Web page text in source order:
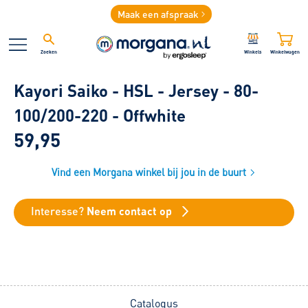
Maak een afspraak
Zoeken Winkels Winkelwagen
Kayori Saiko - HSL - Jersey - 80-
100/200-220 - Offwhite
59,95
Vind een Morgana winkel bij jou in de buurt
Interesse? Neem contact op
Catalogus